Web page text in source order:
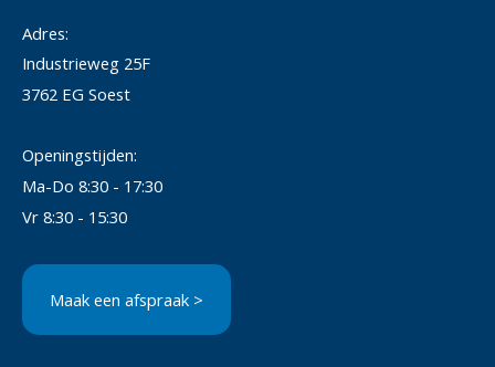
Adres:
Industrieweg 25F
3762 EG Soest
Openingstijden:
Ma-Do 8:30 - 17:30
Vr 8:30 - 15:30
Maak een afspraak >